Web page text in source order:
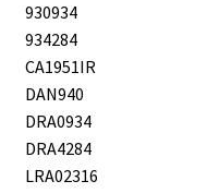
930934
934284
CA1951IR
DAN940
DRA0934
DRA4284
LRA02316